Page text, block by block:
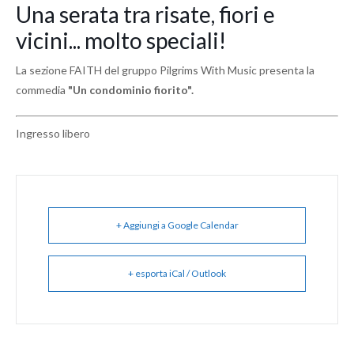
Una serata tra risate, fiori e
vicini... molto speciali!
La sezione FAITH del gruppo Pilgrims With Music presenta la
commedia "Un condominio fiorito".
Ingresso libero
+ Aggiungi a Google Calendar
+ esporta iCal / Outlook